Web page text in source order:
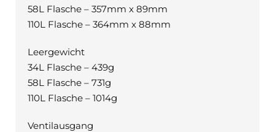
58L Flasche – 357mm x 89mm
110L Flasche – 364mm x 88mm
Leergewicht
34L Flasche – 439g
58L Flasche – 731g
110L Flasche – 1014g
Ventilausgang